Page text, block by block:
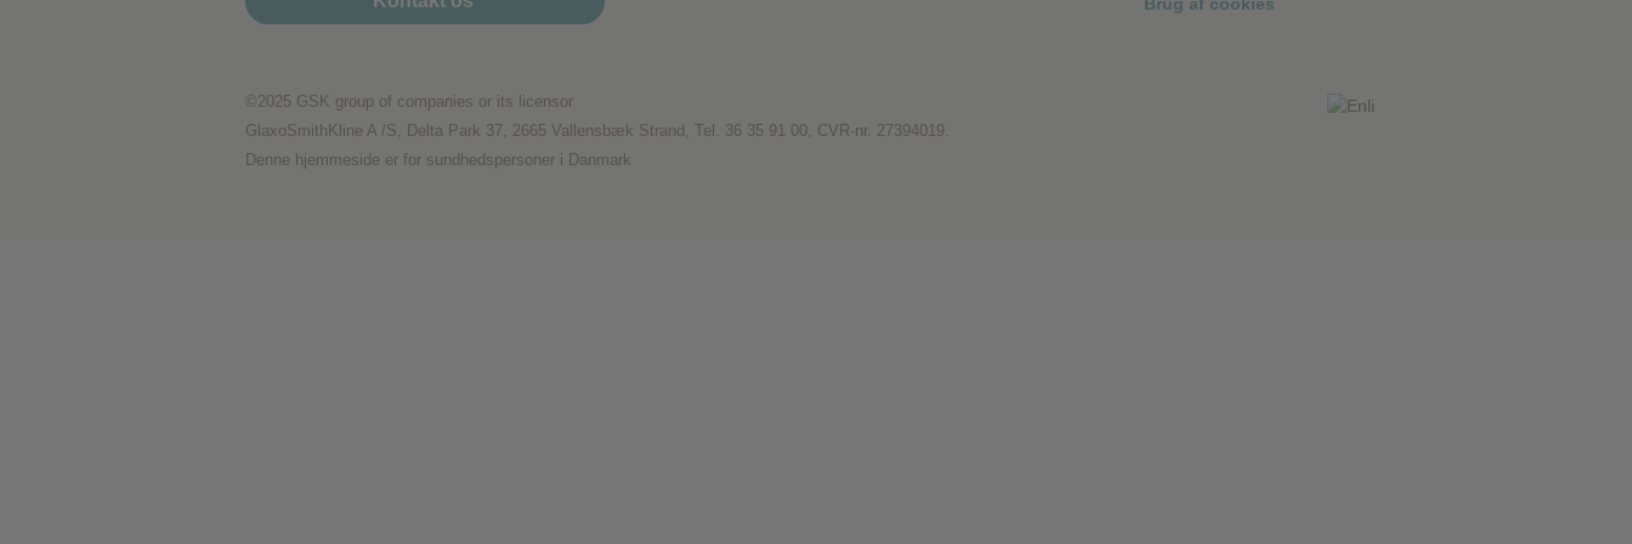
©2025 GSK group of companies or its licensor
GlaxoSmithKline A /S, Delta Park 37, 2665 Vallensbæk Strand, Tel. 36 35 91 00, CVR-nr. 27394019.
Denne hjemmeside er for sundhedspersoner i Danmark
Præstationscookies
Reklamecookies